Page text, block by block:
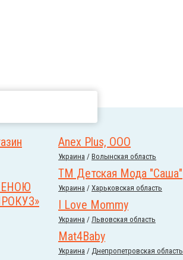
Anex Plus, ООО
Украина / Волынская область
ТМ Детская Мода "Саша"
Украина / Харьковская область
I Love Mommy
Украина / Львовская область
Mat4Baby
Украина / Днепропетровская область